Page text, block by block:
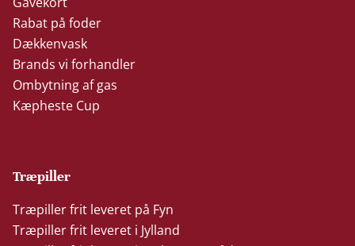
Rabat på foder
Dækkenvask
Brands vi forhandler
Ombytning af gas
Kæpheste Cup
Træpiller
Træpiller frit leveret på Fyn
Træpiller frit leveret i Jylland